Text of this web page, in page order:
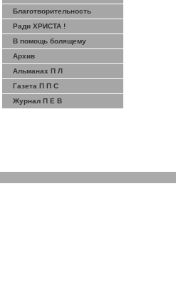
Благотворительность
Ради ХРИСТА !
В помощь болящему
Архив
Альманах П Л
Газета П П С
Журнал П Е В